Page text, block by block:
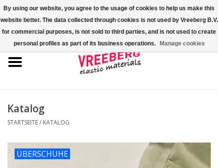
0 Artikel - €0,00
Startseite
Bunte Gummibänder
Palettenspanner
Katalog
STARTSEITE/ KATALOG
ÜBERSCHUHE
By using our website, you agree to the usage of cookies to help us make this
website better. The data collected through cookies is not used by Vreeberg B.V.
for commercial purposes, is not sold to third parties, and is not used to create
personal profiles as part of its business operations.
Manage cookies